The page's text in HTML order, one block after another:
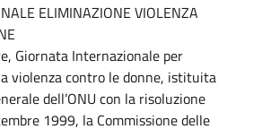
ELIMINAZIONE VIOLENZA
Giornata Internazionale per
violenza contro le donne, istituita
dell’ONU con la risoluzione
1999, la Commissione delle